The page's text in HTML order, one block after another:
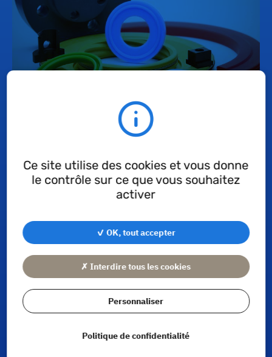
Ce site utilise des cookies et vous donne
le contrôle sur ce que vous souhaitez
activer
✓ OK, tout accepter
✗ Interdire tous les cookies
Personnaliser
Politique de confidentialité